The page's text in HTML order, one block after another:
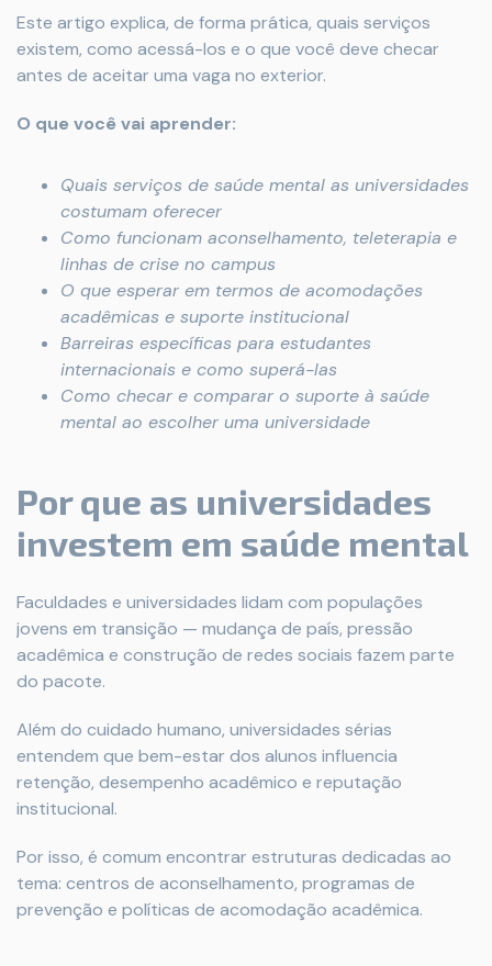
Este artigo explica, de forma prática, quais serviços
existem, como acessá-los e o que você deve checar
antes de aceitar uma vaga no exterior.
O que você vai aprender:
Quais serviços de saúde mental as universidades
costumam oferecer
Como funcionam aconselhamento, teleterapia e
linhas de crise no campus
O que esperar em termos de acomodações
acadêmicas e suporte institucional
Barreiras específicas para estudantes
internacionais e como superá-las
Como checar e comparar o suporte à saúde
mental ao escolher uma universidade
Por que as universidades
investem em saúde mental
Faculdades e universidades lidam com populações
jovens em transição — mudança de país, pressão
acadêmica e construção de redes sociais fazem parte
do pacote.
Além do cuidado humano, universidades sérias
entendem que bem-estar dos alunos influencia
retenção, desempenho acadêmico e reputação
institucional.
Por isso, é comum encontrar estruturas dedicadas ao
tema: centros de aconselhamento, programas de
prevenção e políticas de acomodação acadêmica.